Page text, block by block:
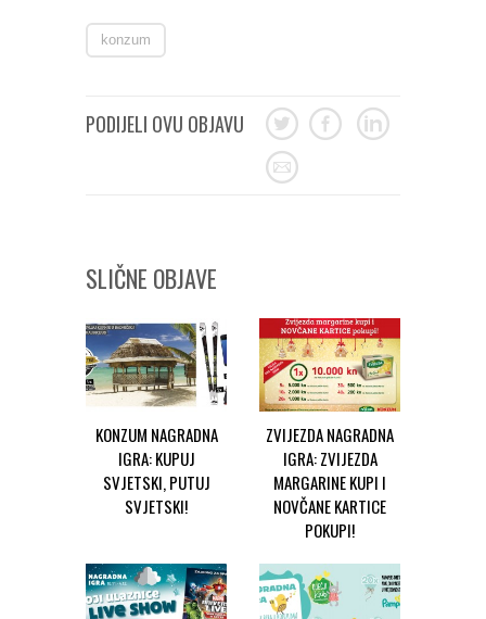
konzum
PODIJELI OVU OBJAVU
SLIČNE OBJAVE
KONZUM NAGRADNA
IGRA: KUPUJ
SVJETSKI, PUTUJ
SVJETSKI!
ZVIJEZDA NAGRADNA
IGRA: ZVIJEZDA
MARGARINE KUPI I
NOVČANE KARTICE
POKUPI!